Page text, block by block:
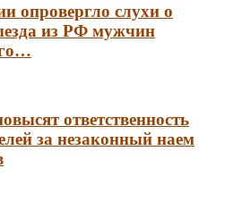
опровергло слухи о
из РФ мужчин
ответственность
за незаконный наем